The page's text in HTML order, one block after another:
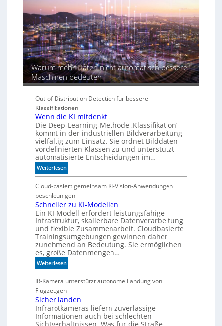
-
r
a
Warum mehr Daten nicht automatisch bessere
Maschinen bedeuten
Out-of-Distribution Detection für bessere
Klassifikationen
Wenn die KI mitdenkt
Die Deep-Learning-Methode ‚Klassifikation‘
kommt in der industriellen Bildverarbeitung
vielfältig zum Einsatz. Sie ordnet Bilddaten
vordefinierten Klassen zu und unterstützt
automatisierte Entscheidungen im…
Weiterlesen:
W
e
n
n
d
i
e
K
I
m
i
t
d
e
n
k
t
Cloud-basiert gemeinsam KI-Vision-Anwendungen
beschleunigen
Schneller zu KI-Modellen
Ein KI-Modell erfordert leistungsfähige
Infrastruktur, skalierbare Datenverarbeitung
und flexible Zusammenarbeit. Cloudbasierte
Trainingsumgebungen gewinnen daher
zunehmend an Bedeutung. Sie ermöglichen
es, große Datenmengen…
Weiterlesen:
S
c
h
n
e
l
IR-Kamera unterstützt autonome Landung von
Flugzeugen
Sicher landen
Infrarotkameras liefern zuverlässige
Informationen auch bei schlechten
Sichtverhältnissen. Was für die Straße